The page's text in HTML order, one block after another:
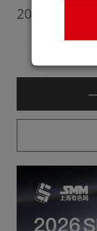
2025年9月，